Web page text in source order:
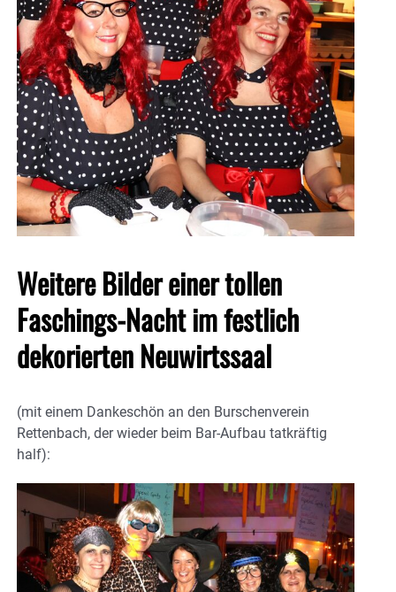
Weitere Bilder einer tollen
Faschings-Nacht im festlich
dekorierten Neuwirtssaal
(mit einem Dankeschön an den Burschenverein
Rettenbach, der wieder beim Bar-Aufbau tatkräftig
half):